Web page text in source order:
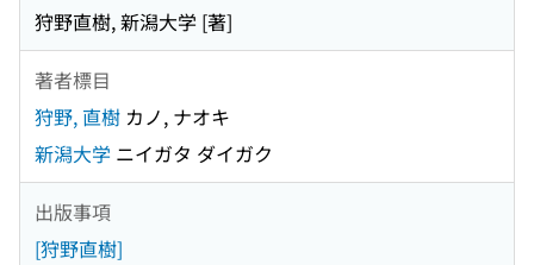
狩野直樹, 新潟大学 [著]
著者標目
狩野, 直樹 カノ, ナオキ
新潟大学 ニイガタ ダイガク
出版事項
[狩野直樹]